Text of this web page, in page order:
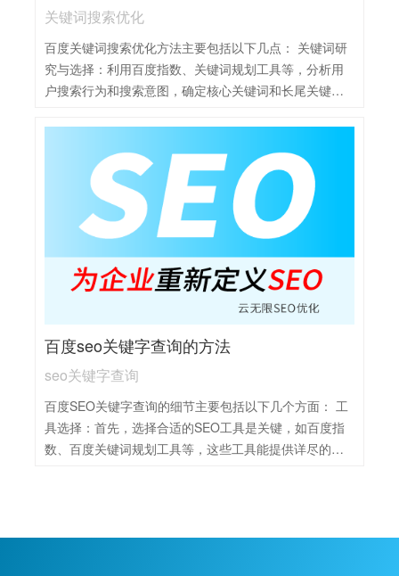
网站质量的重要指标。
关键词搜索优化
百度关键词搜索优化方法主要包括以下几点： 关键词研
究与选择：利用百度指数、关键词规划工具等，分析用
户搜索行为和搜索意图，确定核心关键词和长尾关键
量、原创且有价值的内容。在标题、正文、图片alt属性
等位置合理布局关键词，同时保持内容的自然流畅和易
读性。 网站结构优化：确保网站结构清晰、导航便捷，
便于搜索引擎抓取和索引。优化网站的URL结构，包含
关键词并尽量简短。同时，关注网站的加载速度和移动
端适配性，提升用户体验。 外部链接建设：积极寻求与
高质量网站的合作，获取自然的外链。通过友链交换、
投稿、媒体报道等方式，增加网站的权威性和可信度。
数据监测与调整：利用百度站长工具等数据分析工具，
定期监测关键词的排名和网站流量情况。根据数据反馈
及时调整优化策略，保持SEO工作的持续性和有效性。
百度seo关键字查询的方法
seo关键字查询
百度SEO关键字查询的细节主要包括以下几个方面： 工
具选择：首先，选择合适的SEO工具是关键，如百度指
数、百度关键词规划工具等，这些工具能提供详尽的关
词推荐、竞争程度分析等。 数据分析：对查询结果进行